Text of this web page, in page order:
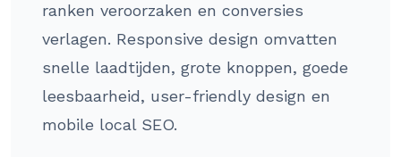
ranken veroorzaken en conversies
verlagen. Responsive design omvatten
snelle laadtijden, grote knoppen, goede
leesbaarheid, user-friendly design en
mobile local SEO.